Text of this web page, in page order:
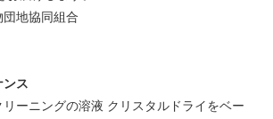
地協同組合
ンス
ーニングの溶液 クリスタルドライをベー